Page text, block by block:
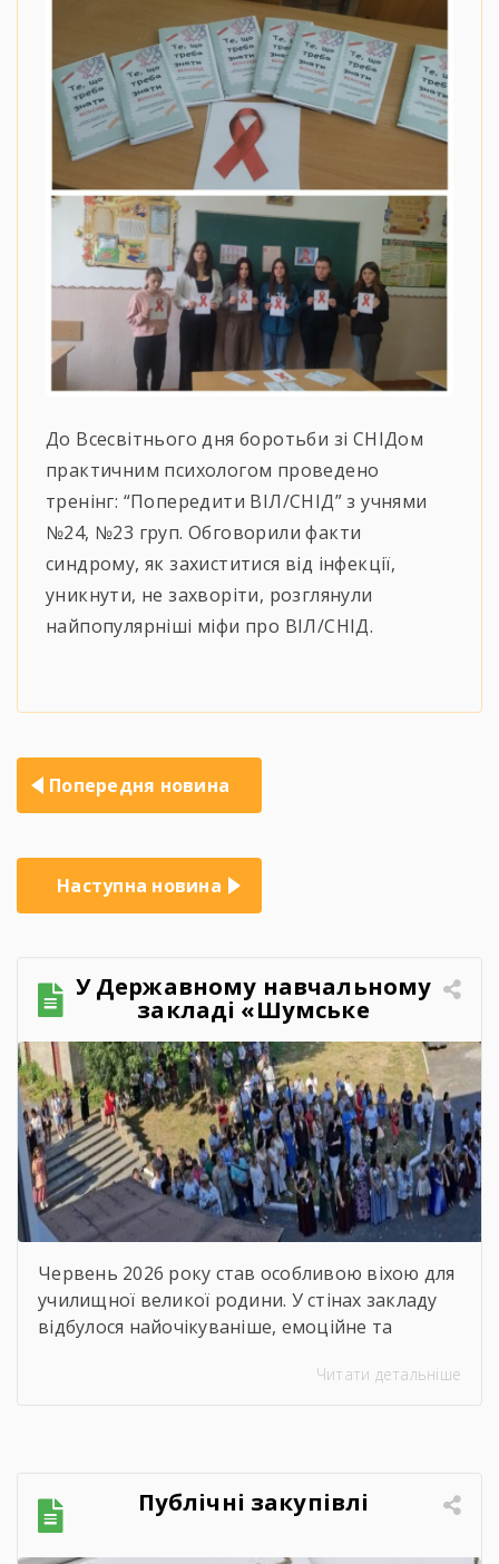
До Всесвітнього дня боротьби зі СНІДом
практичним психологом проведено
тренінг: “Попередити ВІЛ/СНІД” з учнями
№24, №23 груп. Обговорили факти
синдрому, як захиститися від інфекції,
уникнути, не захворіти, розглянули
найпопулярніші міфи про ВІЛ/СНІД.
Навігація
записів
Попередня новина
Наступна новина
У Державному навчальному
закладі «Шумське
професійно-технічне
училище» відбувся
зворушливий випускний
захід – 2026
Червень 2026 року став особливою віхою для
училищної великої родини. У стінах закладу
відбулося найочікуваніше, емоційне та
Цього дня ми офіційно провели у доросле
своєї мети. Урочиста подія розпочалася з
хвилини мовчання. Схиливши голови, […]
Читати детальніше
Публічні закупівлі